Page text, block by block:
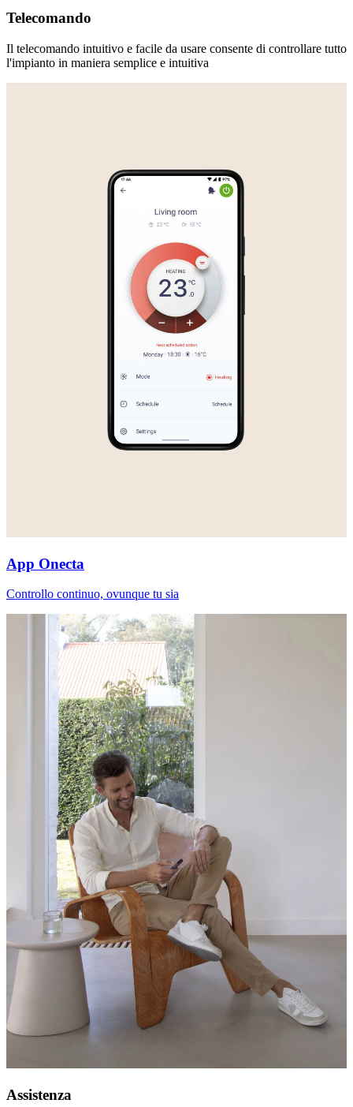
Telecomando
Il telecomando intuitivo e facile da usare consente di controllare tutto
l'impianto in maniera semplice e intuitiva
App Onecta
Controllo continuo, ovunque tu sia
Assistenza